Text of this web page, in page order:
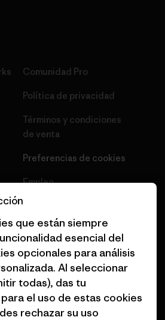
Comunidad Pro
Política de privacidad
Términos y condiciones
de venta
Preferencias de cookies
Empleo
Prensa
Programa para profesionales
del sector
Programa de afiliados
Mapa del sitio Patagonia
España
que están siempre
esencial del
opcionales para análisis
Al seleccionar
todas), das tu
el uso de estas cookies
rechazar su uso